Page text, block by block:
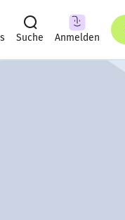
Suche Anmelden